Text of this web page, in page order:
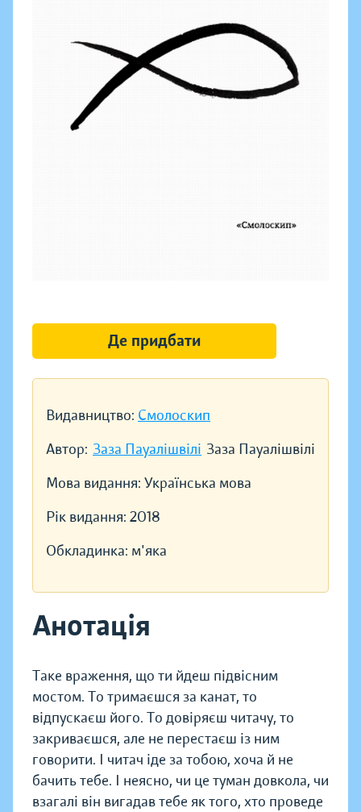
Видавництво: Смолоскип
Автор: Заза Пауалішвілі Заза Пауалішвілі
Мова видання: Українська мова
Рік видання: 2018
Обкладинка: м'яка
Анотація
Таке враження, що ти йдеш підвісним
мостом. То тримаєшся за канат, то
відпускаєш його. То довіряєш читачу, то
закриваєшся, але не перестаєш із ним
говорити. І читач іде за тобою, хоча й не
бачить тебе. І неясно, чи це туман довкола, чи
взагалі він вигадав тебе як того, хто проведе
Де придбати